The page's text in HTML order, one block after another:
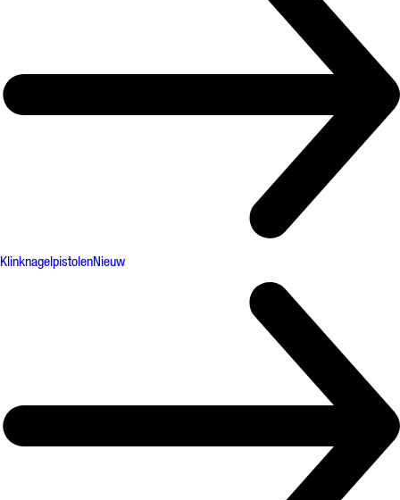
KlinknagelpistolenNieuw